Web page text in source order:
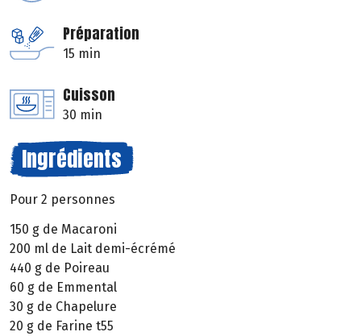
Préparation
15 min
Cuisson
30 min
Ingrédients
Pour 2 personnes
150 g de Macaroni
200 ml de Lait demi-écrémé
440 g de Poireau
60 g de Emmental
30 g de Chapelure
20 g de Farine t55